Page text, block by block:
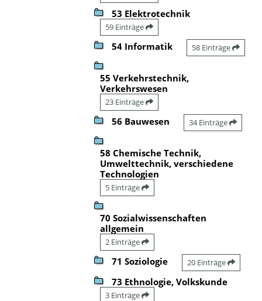
53 Elektrotechnik
59 Einträge
54 Informatik 58 Einträge
55 Verkehrstechnik,
Verkehrswesen
23 Einträge
56 Bauwesen 34 Einträge
58 Chemische Technik,
Umwelttechnik, verschiedene
Technologien
5 Einträge
70 Sozialwissenschaften
allgemein
2 Einträge
71 Soziologie 20 Einträge
73 Ethnologie, Volkskunde
3 Einträge